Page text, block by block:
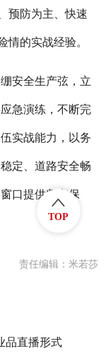
预防为主、快速
情的实战经验。
安全生产弦，立
急演练，不断完
实战能力，以务
定、道路安全畅
口提供坚实保
责任编辑：米若莎
品直播形式
TOP